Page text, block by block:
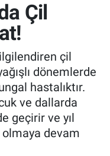
Çil
çil
dönemlerde
hastalıktır.
ve dallarda
geçirir ve yıl
olmaya devam